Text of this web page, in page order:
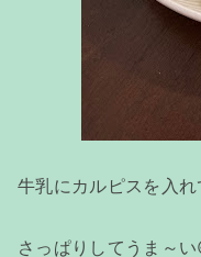
牛乳にカルピスを入れ
さっぱりしてうま～い